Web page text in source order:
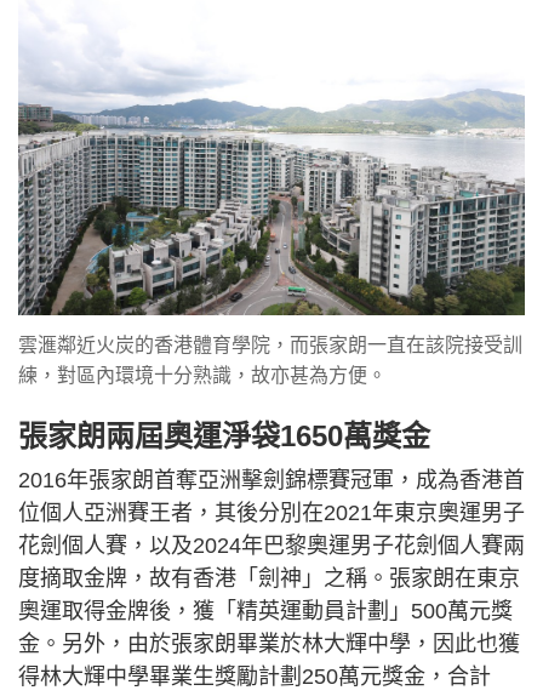
雲滙鄰近火炭的香港體育學院，而張家朗一直在該院接受訓
練，對區內環境十分熟識，故亦甚為方便。
張家朗兩屆奧運淨袋1650萬獎金
2016年張家朗首奪亞洲擊劍錦標賽冠軍，成為香港首
位個人亞洲賽王者，其後分別在2021年東京奧運男子
花劍個人賽，以及2024年巴黎奧運男子花劍個人賽兩
度摘取金牌，故有香港「劍神」之稱。張家朗在東京
奧運取得金牌後，獲「精英運動員計劃」500萬元獎
金。另外，由於張家朗畢業於林大輝中學，因此也獲
得林大輝中學畢業生獎勵計劃250萬元獎金，合計